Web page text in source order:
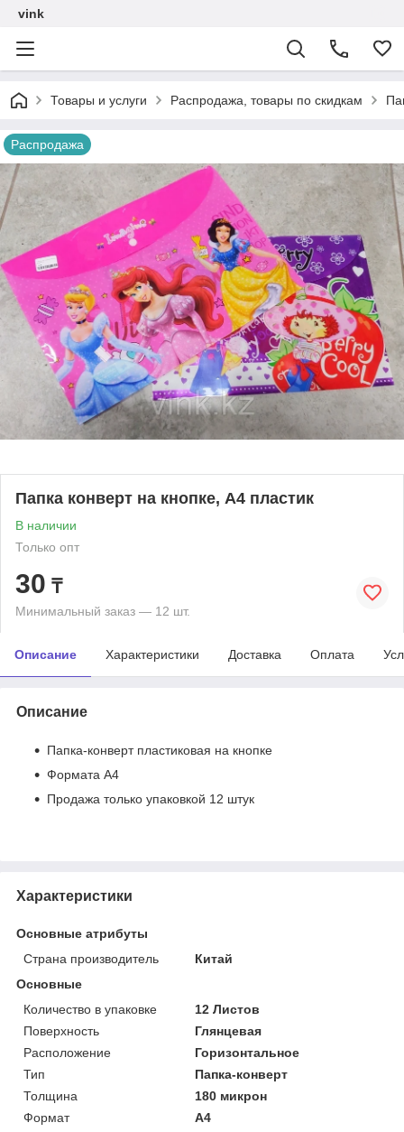
vink
Товары и услуги Распродажа, товары по скидкам
Распродажа
Папка конверт на кнопке, A4 пластик
В наличии
Только опт
30 ₸
Минимальный заказ — 12 шт.
Описание Характеристики Доставка Оплата
Описание
Папка-конверт пластиковая на кнопке
Формата А4
Продажа только упаковкой 12 штук
Характеристики
Основные атрибуты
Страна производитель
Китай
Основные
Количество в упаковке
12 Листов
Поверхность
Глянцевая
Расположение
Горизонтальное
Тип
Папка-конверт
Толщина
180 микрон
Формат
A4